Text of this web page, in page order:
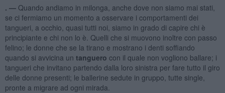
. — Quando andiamo in milonga, anche dove non siamo mai stati,
se ci fermiamo un momento a osservare i comportamenti dei
tangueri, a occhio, quasi tutti noi, siamo in grado di capire chi è
principiante e chi non lo è. Quelli che si muovono inoltre con passo
felino; le donne che se la tirano e mostrano i denti soffiando
quando si avvicina un tanguero con il quale non vogliono ballare; i
tangueri che invitano partendo dalla loro sinistra per fare tutto il giro
delle donne presenti; le ballerine sedute in gruppo, tutte single,
pronte a migrare ad ogni mirada.